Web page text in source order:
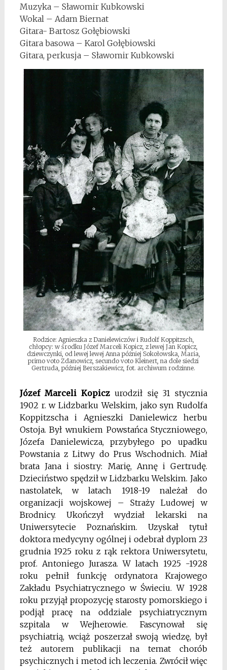
Muzyka – Sławomir Kubkowski
Wokal – Adam Biernat
Gitara- Bartosz Gołębiowski
Gitara basowa – Karol Gołębiowski
Gitara, perkusja – Sławomir Kubkowski
Rodzice: Agnieszka z Danielewiczów i Rudolf Koppitzsch,
chłopcy: w środku Józef Marceli Kopicz, z lewej Jan Kopicz,
dziewczynki, od lewej lewej Anna póżniej Sokołowska, Maria,
primo voto Zdanowicz, secundo voto Kleinert, na dole siedzi
Gertruda, później Berszakiewicz, fot. archiwum rodzinne.
Józef Marceli Kopicz urodził się 31 stycznia
1902 r. w Lidzbarku Welskim, jako syn Rudolfa
Koppitzscha i Agnieszki Danielewicz herbu
Ostoja. Był wnukiem Powstańca Styczniowego,
Józefa Danielewicza, przybyłego po upadku
Powstaniaz Litwy do Prus Wschodnich. Miał
brata Jana i siostry: Marię, Annę i Gertrudę.
Dzieciństwo spędził w Lidzbarku Welskim. Jako
nastolatek, w latach 1918-19 należał do
organizacji wojskowej – Straży Ludowej w
Brodnicy. Ukończył wydział lekarski na
Uniwersytecie Poznańskim. Uzyskał tytuł
doktora medycyny ogólnej i odebrał dyplom 23
grudnia 1925 roku z rąk rektora Uniwersytetu,
prof. Antoniego Jurasza. W latach 1925 -1928
roku pełnił funkcję ordynatora Krajowego
Zakładu Psychiatrycznego w Świeciu. W 1928
roku przyjął propozycję starosty pomorskiego i
podjął pracę na oddziale psychiatrycznym
szpitala w Wejherowie. Fascynował się
psychiatrią, wciąż poszerzał swoją wiedzę, był
też autorem publikacji na temat chorób
psychicznych i metod ich leczenia. Zwrócił więc